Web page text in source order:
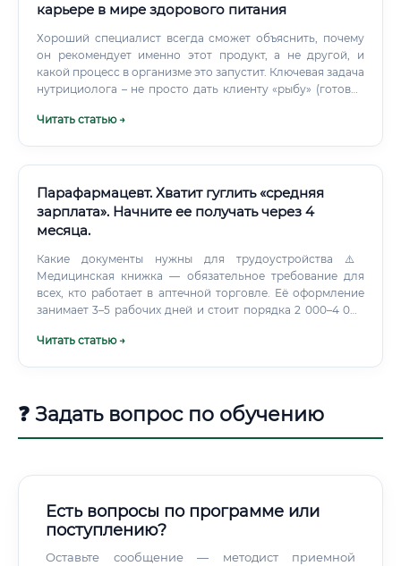
карьере в мире здорового питания
Хороший специалист всегда сможет объяснить, почему
он рекомендует именно этот продукт, а не другой, и
какой процесс в организме это запустит. Ключевая задача
нутрициолога – не просто дать клиенту «рыбу» (готовое
Читать статью →
Парафармацевт. Хватит гуглить «средняя
зарплата». Начните ее получать через 4
месяца.
Какие документы нужны для трудоустройства ⚠️
Медицинская книжка — обязательное требование для
всех, кто работает в аптечной торговле. Её оформление
занимает 3–5 рабочих дней и стоит порядка 2 000–4 000
Читать статью →
❓ Задать вопрос по обучению
Есть вопросы по программе или
поступлению?
Оставьте сообщение — методист приемной